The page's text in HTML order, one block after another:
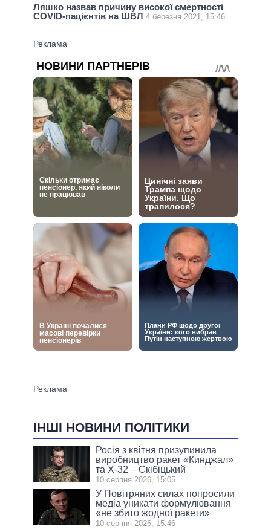
Ляшко назвав причину високої смертності
COVID-пацієнтів на ШВЛ 4 березня 2021, 15:46
ІНШІ НОВИНИ ПОЛІТИКИ
Росія з квітня призупинила
виробництво ракет «Кинджал»
та Х-32 – Скібіцький
10 серпня 2026, 15:05
У Повітряних силах попросили
медіа уникати формулювання
«не збито жодної ракети»
10 серпня 2026, 15:46